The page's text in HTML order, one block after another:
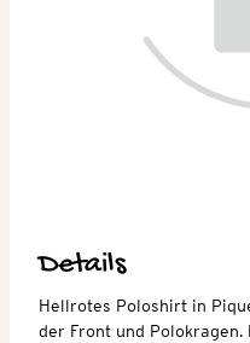
Details
Hellrotes Poloshirt in
der Front und